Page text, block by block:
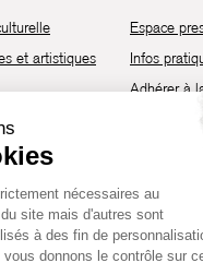
et artistiques
25-26
Espace
Infos
Adhérer à
Guide
et sportif à l’architecture